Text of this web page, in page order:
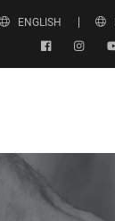
ENGLISH